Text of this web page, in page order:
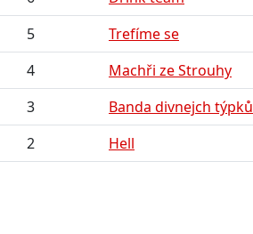
5
Trefíme se
4
Machři ze Strouhy
3
Banda divnejch týpků
2 Hell